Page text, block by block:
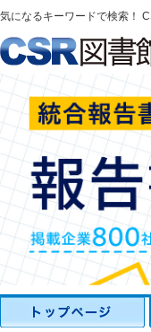
気になるキーワードで検索！